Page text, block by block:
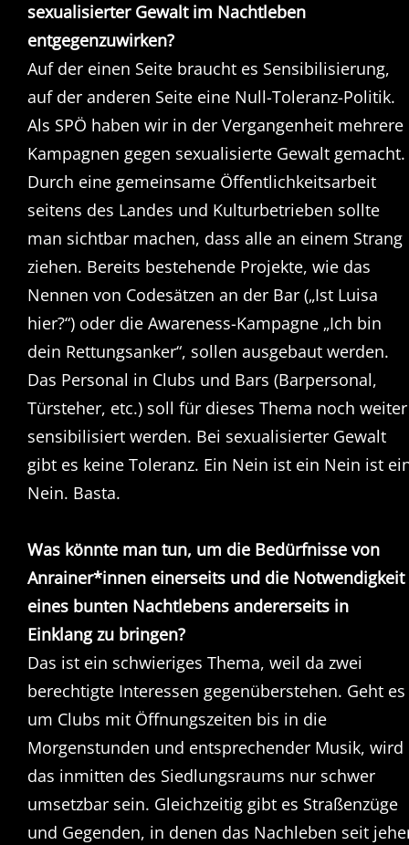
sexualisierter Gewalt im Nachtleben
entgegenzuwirken?
Auf der einen Seite braucht es Sensibilisierung,
auf der anderen Seite eine Null-Toleranz-Politik.
Als SPÖ haben wir in der Vergangenheit mehrere
Kampagnen gegen sexualisierte Gewalt gemacht.
Durch eine gemeinsame Öffentlichkeitsarbeit
seitens des Landes und Kulturbetrieben sollte
man sichtbar machen, dass alle an einem Strang
ziehen. Bereits bestehende Projekte, wie das
Nennen von Codesätzen an der Bar („Ist Luisa
hier?“) oder die Awareness-Kampagne „Ich bin
dein Rettungsanker“, sollen ausgebaut werden.
Das Personal in Clubs und Bars (Barpersonal,
Türsteher, etc.) soll für dieses Thema noch weiter
sensibilisiert werden. Bei sexualisierter Gewalt
gibt es keine Toleranz. Ein Nein ist ein Nein ist
Nein. Basta.
Was könnte man tun, um die Bedürfnisse von
Anrainer*innen einerseits und die Notwendigkeit
eines bunten Nachtlebens andererseits in
Einklang zu bringen?
Das ist ein schwieriges Thema, weil da zwei
berechtigte Interessen gegenüberstehen. Geht es
um Clubs mit Öffnungszeiten bis in die
Morgenstunden und entsprechender Musik, wird
das inmitten des Siedlungsraums nur schwer
umsetzbar sein. Gleichzeitig gibt es Straßenzüge
und Gegenden, in denen das Nachleben seit